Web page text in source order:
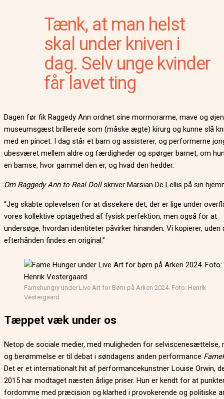
Tænk, at man helst
skal under kniven i
dag. Selv unge kvinder
får lavet ting
Dagen før fik Raggedy Ann ordnet sine mormorarme, mave og
museumsgæst brillerede som (måske ægte) kirurg og kunne slå
med en pincet. I dag står et barn og assisterer, og performerne
ubesværet mellem aldre og færdigheder og spørger barnet, om
en bamse, hvor gammel den er, og hvad den hedder.
Om Raggedy Ann to Real Dollskriver Marsian De Lellis på sin
“Jeg skabte oplevelsen for at dissekere det, der er lige under
vores kollektive optagethed af fysisk perfektion, men også for at
undersøge, hvordan identiteter påvirker hinanden. Vi kopierer, uden
efterhånden findes en original.”
Famehungry under Live Art for Børn på Arken 2024. Foto: Henrik
Vestergaard
Tæppet væk under os
Netop de sociale medier, med muligheden for selviscenesættelse,
og berømmelse er til debat i søndagens anden performance
Det er et internationalt hit af performancekunstner Louise Orwin,
2015 har modtaget næsten årlige priser. Hun er kendt for at
fordomme med præcision og klarhed i provokerende og politiske